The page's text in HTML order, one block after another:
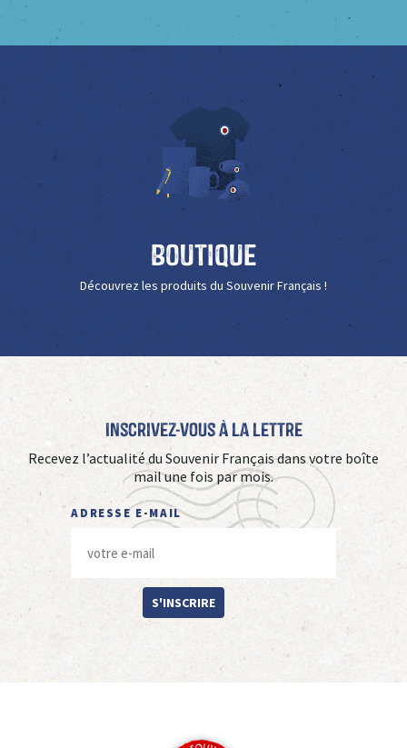
Boutique
Découvrez les produits du Souvenir Français !
Inscrivez-vous à La Lettre
Recevez l’actualité du Souvenir Français dans votre boîte
mail une fois par mois.
ADRESSE E-MAIL
S'INSCRIRE